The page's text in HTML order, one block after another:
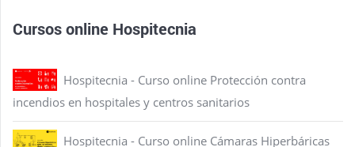
Cursos online Hospitecnia
Hospitecnia - Curso online Protección contra
incendios en hospitales y centros sanitarios
Hospitecnia - Curso online Cámaras Hiperbáricas